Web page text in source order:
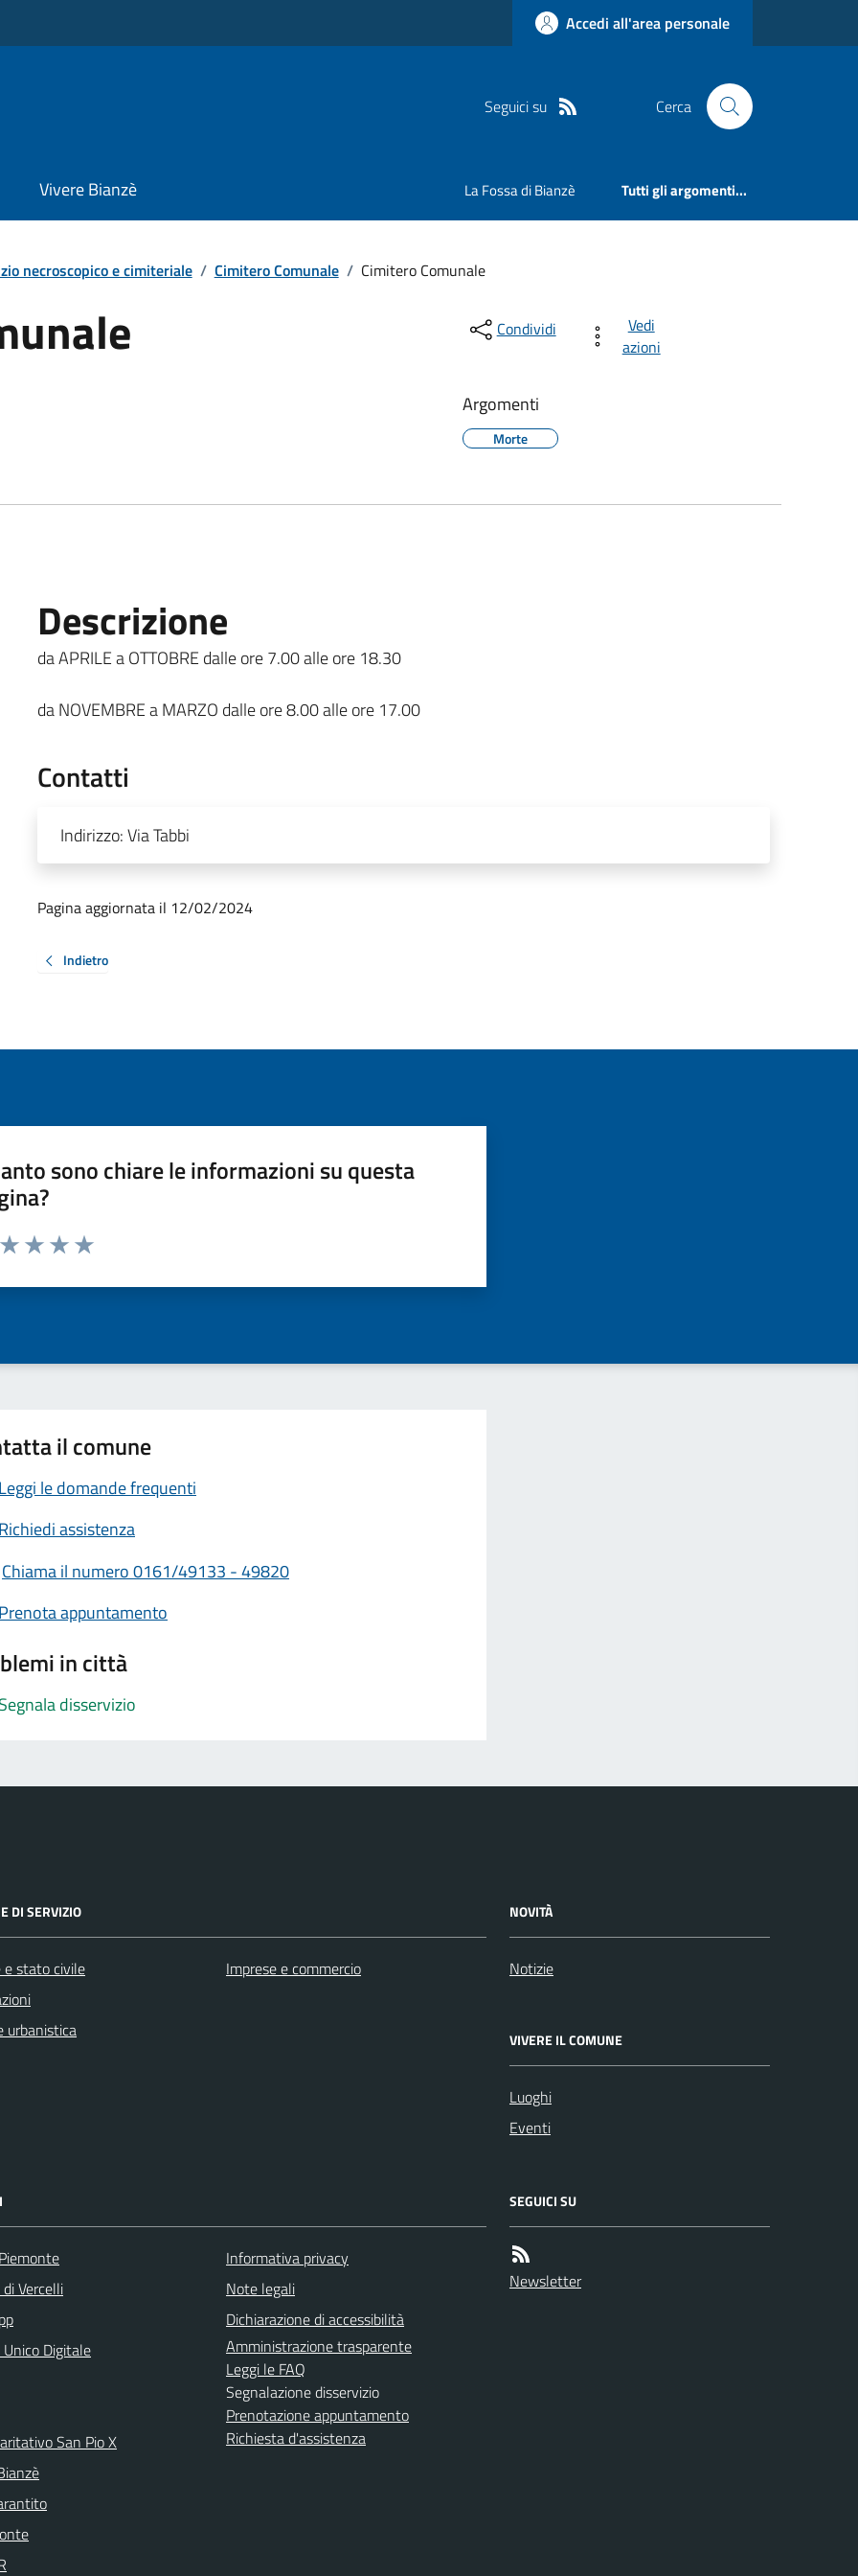
Accedi all'area personale
Seguici su Cerca
Vivere Bianzè La Fossa di Bianzè Tutti gli argomenti...
necroscopico e cimiteriale / Cimitero Comunale / Cimitero Comunale
Condividi
Vedi
azioni
Argomenti
Morte
Descrizione
da APRILE a OTTOBRE dalle ore 7.00 alle ore 18.30
da NOVEMBRE a MARZO dalle ore 8.00 alle ore 17.00
Contatti
Indirizzo:Via Tabbi
Pagina aggiornata il 12/02/2024
Indietro
sono chiare le informazioni su questa
da 1 a 5 stelle la pagina
il comune
Leggi le domande frequenti
Richiedi assistenza
Chiama il numero 0161/49133 - 49820
Prenota appuntamento
in città
Segnala disservizio
DI SERVIZIO
e stato civile
urbanistica
Imprese e commercio
NOVITÀ
Notizie
VIVERE IL COMUNE
Luoghi
Eventi
Vercelli
Digitale
San Pio X
Informativa privacy
Note legali
Dichiarazione di accessibilità
Amministrazione trasparente
Leggi le FAQ
Segnalazione disservizio
Prenotazione appuntamento
Richiesta d'assistenza
SEGUICI SU
Newsletter